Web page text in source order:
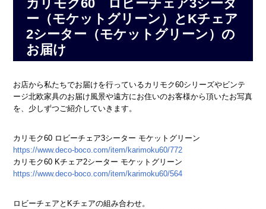
カリモク60 ロビーチェア3シータ
ー（モケットグリーン）とKチェア
2シーター（モケットグリーン）の
お届け
お店から私たちでお届けを行っているカリモク60シリーズやビンテ
ージ北欧家具のお届け風景や遠方にお住いのお客様から頂いたお写真
を、少しずつご紹介していきます。
カリモク60 ロビーチェア3シーター モケットグリーン
https://www.deco-boco.com/item/karimoku60/772
カリモク60 Kチェア2シーター モケットグリーン
https://www.deco-boco.com/item/karimoku60/564
ロビーチェアとKチェアの組み合わせ。